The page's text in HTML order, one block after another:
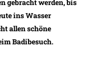
gebracht werden, bis
ins Wasser
allen schöne
Badibesuch.